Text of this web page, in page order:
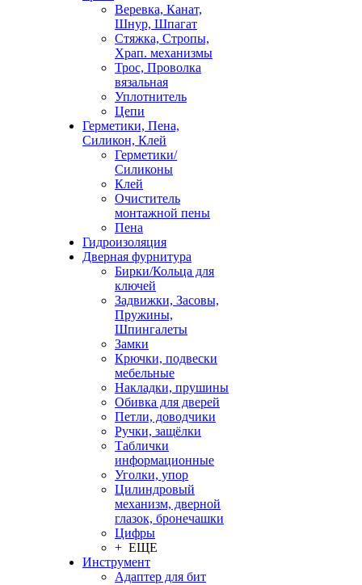
Веревка, Канат,
Шнур, Шпагат
Стяжка, Стропы,
Храп. механизмы
Трос, Проволка
вязальная
Уплотнитель
Цепи
Герметики, Пена,
Силикон, Клей
Герметики/
Силиконы
Клей
Очиститель
монтажной пены
Пена
Гидроизоляция
Дверная фурнитура
Бирки/Кольца для
ключей
Задвижки, Засовы,
Пружины,
Шпингалеты
Замки
Крючки, подвески
мебельные
Накладки, прушины
Обивка для дверей
Петли, доводчики
Ручки, защёлки
Таблички
информационные
Уголки, упор
Цилиндровый
механизм, дверной
глазок, бронечашки
Цифры
+ ЕЩЕ
Инструмент
Адаптер для бит